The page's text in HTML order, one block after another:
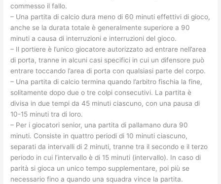
commesso il fallo.
– Una partita di calcio dura meno di 60 minuti effettivi di gioco,
anche se la durata totale è generalmente superiore a 90
minuti a causa di interruzioni e interruzioni del gioco.
– Il portiere è l’unico giocatore autorizzato ad entrare nell’area
di porta, tranne in alcuni casi specifici in cui un difensore può
entrare toccando l’area di porta con qualsiasi parte del corpo.
– Una partita di calcio termina quando l’arbitro fischia la fine,
solitamente dopo due o tre colpi consecutivi. La partita è
divisa in due tempi da 45 minuti ciascuno, con una pausa di
10-15 minuti tra di loro.
– Per i giocatori senior, una partita di pallamano dura 90
minuti. Consiste in quattro periodi di 10 minuti ciascuno,
separati da intervalli di 2 minuti, tranne tra il secondo e il terzo
periodo in cui l’intervallo è di 15 minuti (intervallo). In caso di
parità si gioca un unico tempo supplementare, poi più se
necessario fino a quando una squadra vince la partita.